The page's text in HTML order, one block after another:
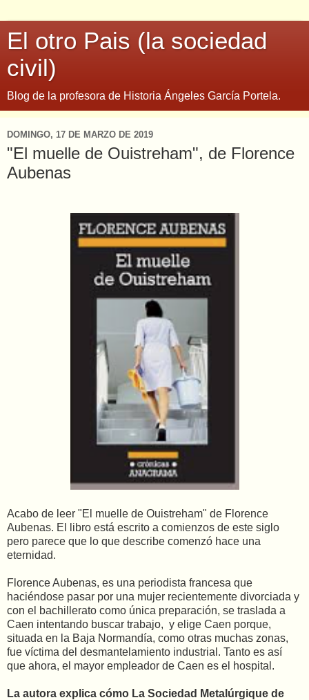
El otro Pais (la sociedad
civil)
Blog de la profesora de Historia Ángeles García Portela.
DOMINGO, 17 DE MARZO DE 2019
"El muelle de Ouistreham", de Florence
Aubenas
Acabo de leer "El muelle de Ouistreham" de Florence
Aubenas. El libro está escrito a comienzos de este siglo
pero parece que lo que describe comenzó hace una
eternidad.
Florence Aubenas, es una periodista francesa que
haciéndose pasar por una mujer recientemente divorciada y
con el bachillerato como única preparación, se traslada a
Caen intentando buscar trabajo, y elige Caen porque,
situada en la Baja Normandía, como otras muchas zonas,
fue víctima del desmantelamiento industrial. Tanto es así
que ahora, el mayor empleador de Caen es el hospital.
La autora explica cómo La Sociedad Metalúrgique de